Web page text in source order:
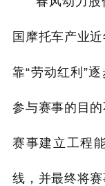
国摩托车产业
靠“劳动红利”
参与赛事的目
赛事建立工程
线，并最终将